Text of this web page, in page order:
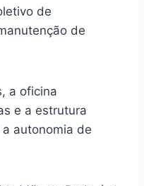
de
de
a oficina
e a estrutura
autonomia de